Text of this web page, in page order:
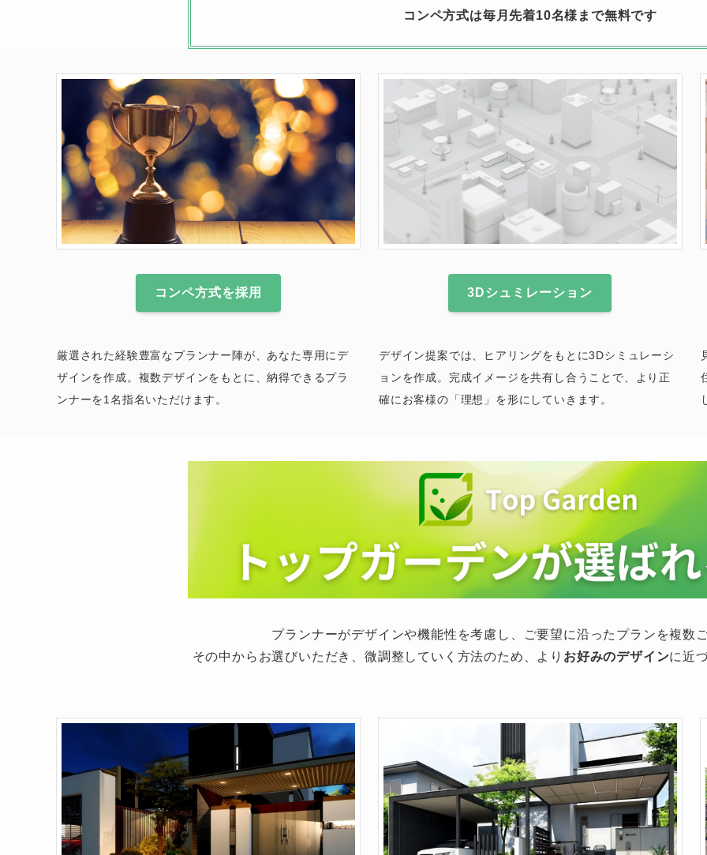
コンペ方式は毎月先着10名様まで無料です
コンペ方式を採用 3Dシュミレーション
厳選された経験豊富なプランナー陣が、あなた専用にデ
ザインを作成。複数デザインをもとに、納得できるプラ
ンナーを1名指名いただけます。
デザイン提案では、ヒアリングをもとに3Dシミュレーシ
ョンを作成。完成イメージを共有し合うことで、より正
確にお客様の「理想」を形にしていきます。
プランナーがデザインや機能性を考慮し、ご要望に沿ったプランを複数
その中からお選びいただき、微調整していく方法のため、より お好みのデザインに近